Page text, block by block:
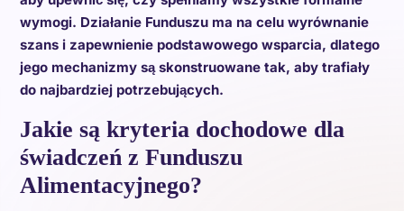
wymogi. Działanie Funduszu ma na celu wyrównanie
szans i zapewnienie podstawowego wsparcia, dlatego
jego mechanizmy są skonstruowane tak, aby trafiały
do najbardziej potrzebujących.
Jakie są kryteria dochodowe dla
świadczeń z Funduszu
Alimentacyjnego?